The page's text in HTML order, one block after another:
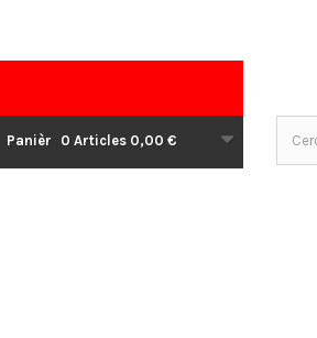
Panièr 0 Articles 0,00 €